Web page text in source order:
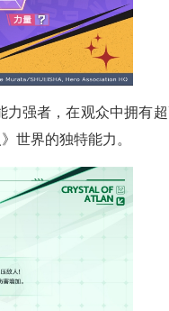
力强者，在观众中拥有
世界的独特能力。